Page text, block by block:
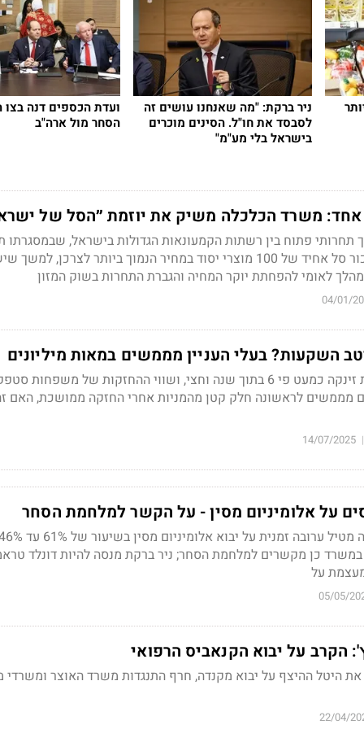
ניר ברקת: "מה שאנחנו עושים זה
לסבסד את חו"ל. הסינים מוכרים
בישראל בלי מע"מ"
ועדת הכספים דנה בצו
הסחר מול ארה"ב
תחרותי פתוח בין רשתות הקמעונאות הגדולות בישראל, שבמסגרתו
רשת אחת שתתחייב למכור סל אחיד של 100 מוצרי יסוד במחיר הנמוך ביותר לצרכן,
לאומי להפחתת יוקר המחיה והגברת התחרות בשוק המזון
04/01/
השקעות? בעלי העניין מממשים במאות מיליונים
המניה של מיטב השקעות זינקה כמעט פי 6 בתוך שנה וחצי, ושווי ההחזקות של
מממשים לראשונה חלק קטן מהמניות אחרי החזקה ממושכת, האם
|
14/07/2025
על אלומיניום מסין - על הקשר למלחמת הסחר
; במשרד כן מקשרים למלחמת הסחר; ניר ברקת מנסה להיות דונלד
על
05/05/
הקרב על יבוא הקנאביס הרפואי
היטל ההיצף על יבוא מקנדה, חרף התנגדות משרד האוצר
22/04/